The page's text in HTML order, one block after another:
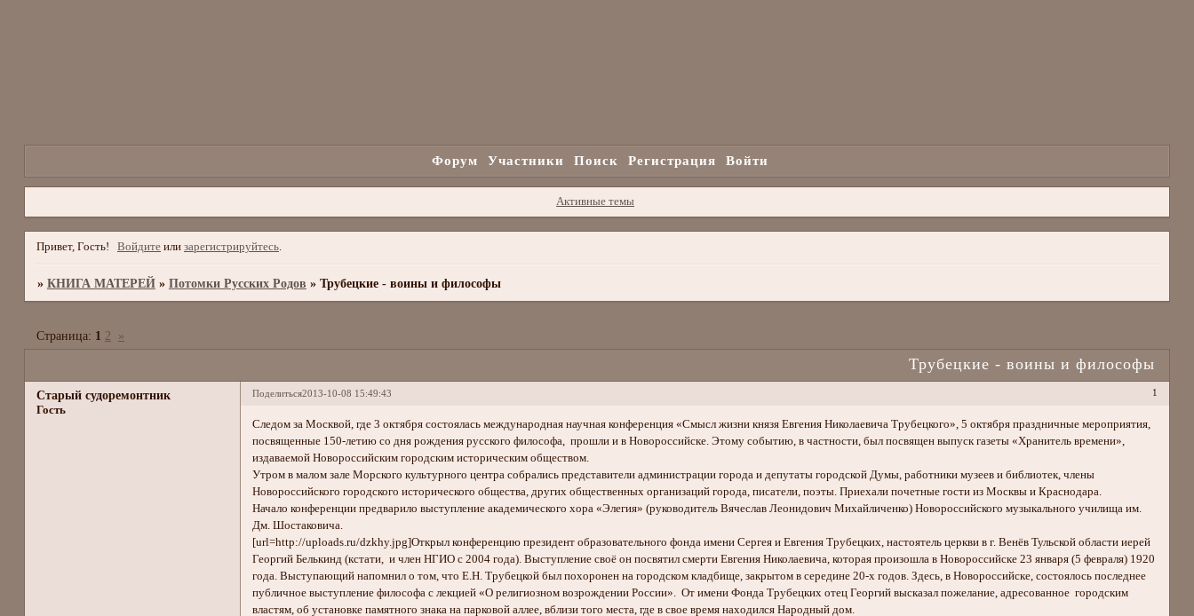
Форум Участники Поиск Регистрация Войти
Активные темы
Привет, Гость! Войдите или зарегистрируйтесь
» КНИГА МАТЕРЕЙ » Потомки Русских Родов » Трубецкие - воины и философы
Трубецкие - воины и философы
Страница: 1 2 »
Поделиться 1
2013-10-08 15:49:43
Старый судоремонтник
Гость
Следом за Москвой, где 3 октября состоялась международная научная конференция «Смысл жизни князя Евгения Николаевича Трубецкого», 5 октября праздничные мероприятия,
посвященные 150-летию со дня рождения русского философа, прошли и в Новороссийске. Этому событию, в частности, был посвящен выпуск газеты «Хранитель времени»,
издаваемой Новороссийским городским историческим обществом.
Утром в малом зале Морского культурного центра собрались представители администрации города и депутаты городской Думы, работники музеев и библиотек, члены
Новороссийского городского исторического общества, других общественных организаций города, писатели, поэты. Приехали почетные гости из Москвы и Краснодара.
Начало конференции предварило выступление академического хора «Элегия» (руководитель Вячеслав Леонидович Михайличенко) Новороссийского музыкального училища им.
Дм. Шостаковича.
[url=http://uploads.ru/dzkhy.jpg]Открыл конференцию президент образовательного фонда имени Сергея и Евгения Трубецких, настоятель церкви в г. Венёв Тульской области иерей
Георгий Белькинд (кстати, и член НГИО с 2004 года). Выступление своё он посвятил смерти Евгения Николаевича, которая произошла в Новороссийске 23 января (5 февраля) 1920
года. Выступающий напомнил о том, что Е.Н. Трубецкой был похоронен на городском кладбище, закрытом в середине 20-х годов. Здесь, в Новороссийске, состоялось последнее
публичное выступление философа с лекцией «О религиозном возрождении России». От имени Фонда Трубецких отец Георгий высказал пожелание, адресованное городским
властям, об установке памятного знака на парковой аллее, вблизи того места, где в свое время находился Народный дом.